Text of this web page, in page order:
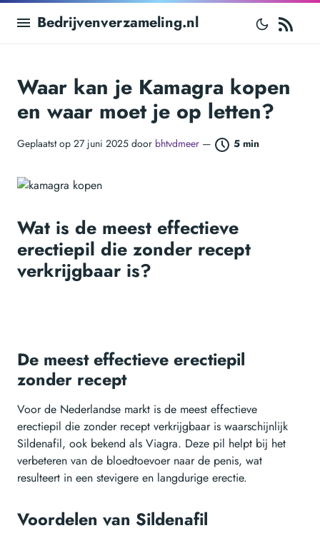
Bedrijvenverzameling.nl
Waar kan je Kamagra kopen
en waar moet je op letten?
Geplaatst op 27 juni 2025 door bhtvdmeer — 5 min
Wat is de meest effectieve
erectiepil die zonder recept
verkrijgbaar is?
De meest effectieve erectiepil
zonder recept
Voor de Nederlandse markt is de meest effectieve
erectiepil die zonder recept verkrijgbaar is waarschijnlijk
Sildenafil, ook bekend als Viagra. Deze pil helpt bij het
verbeteren van de bloedtoevoer naar de penis, wat
resulteert in een stevigere en langdurige erectie.
Voordelen van Sildenafil